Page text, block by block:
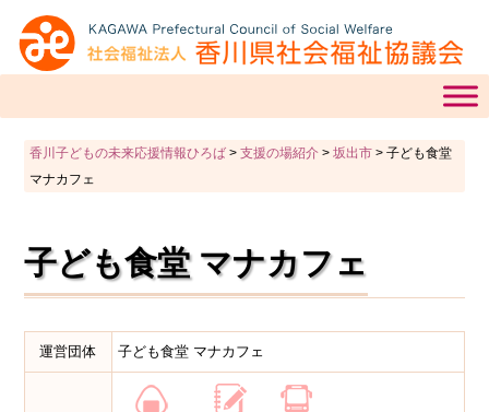
香川子どもの未来応援情報ひろば> 支援の場紹介> 坂出市> 子ども食堂
マナカフェ
子ども食堂 マナカフェ
運営団体 子ども食堂 マナカフェ